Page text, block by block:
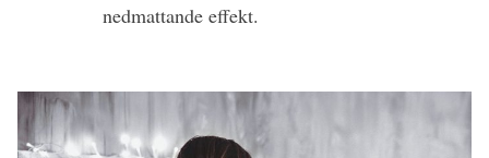
nedmattande effekt.